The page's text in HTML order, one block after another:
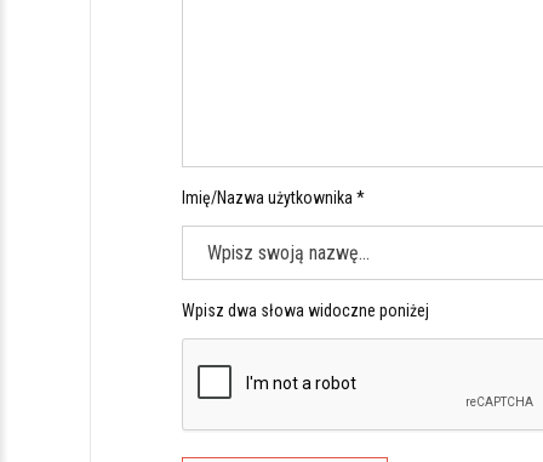
Imię/Nazwa użytkownika *
Wpisz dwa słowa widoczne poniżej